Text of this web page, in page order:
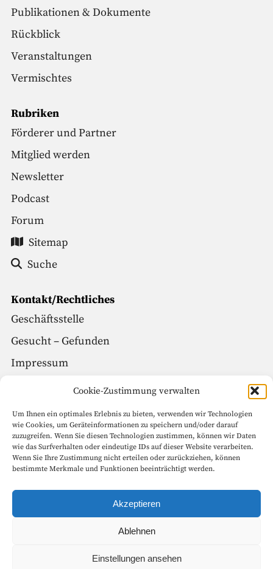
Cookie-Zustimmung verwalten
Um Ihnen ein optimales Erlebnis zu bieten, verwenden wir Technologien
wie Cookies, um Geräteinformationen zu speichern und/oder darauf
zuzugreifen. Wenn Sie diesen Technologien zustimmen, können wir Daten
wie das Surfverhalten oder eindeutige IDs auf dieser Website verarbeiten.
Wenn Sie Ihre Zustimmung nicht erteilen oder zurückziehen, können
bestimmte Merkmale und Funktionen beeinträchtigt werden.
Akzeptieren
Ablehnen
Einstellungen ansehen
Publikationen & Dokumente
Rückblick
Veranstaltungen
Vermischtes
Rubriken
Förderer und Partner
Mitglied werden
Newsletter
Podcast
Forum
Sitemap
Suche
Kontakt/Rechtliches
Geschäftsstelle
Gesucht – Gefunden
Impressum
Social Media
Facebook
Instagram
Seitenanfang
Rechte vorbehalten.